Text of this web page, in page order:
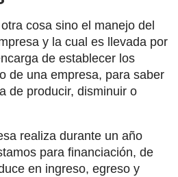
cosa sino el manejo del
y la cual es llevada por
de establecer los
de una empresa, para saber
de producir, disminuir o
realiza durante un año
para financiación, de
en ingreso, egreso y